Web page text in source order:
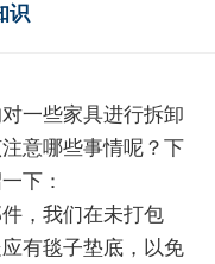
识
一些家具进行拆卸
意哪些事情呢？下
下：
，我们在未打包
有毯子垫底，以免